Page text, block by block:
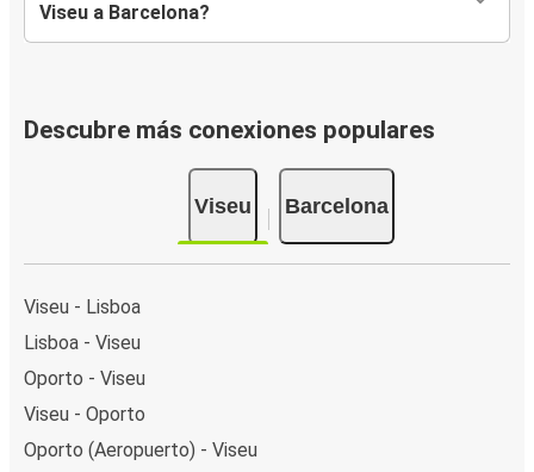
Viseu a Barcelona?
Descubre más conexiones populares
Viseu Barcelona
Viseu - Lisboa
Lisboa - Viseu
Oporto - Viseu
Viseu - Oporto
Oporto (Aeropuerto) - Viseu